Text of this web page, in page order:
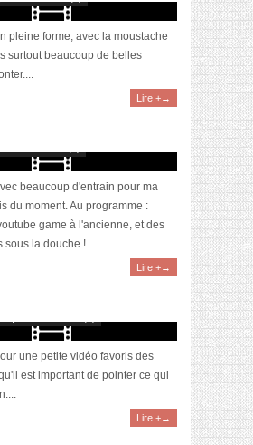
pleine forme, avec la moustache
surtout beaucoup de belles
Lire +→
beaucoup d'entrain pour ma
du moment. Au programme :
game à l'ancienne, et des
sous la douche !...
Lire +→
une petite vidéo favoris des
est important de pointer ce qui
Lire +→